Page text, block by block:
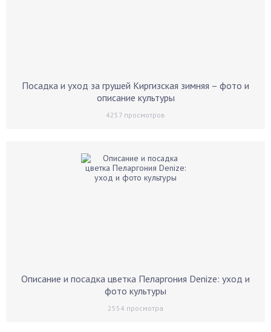
Посадка и уход за грушей Киргизская зимняя – фото и
описание культуры
4257 просмотров
Описание и посадка цветка Пеларгония Denize: уход и
фото культуры
2554 просмотра